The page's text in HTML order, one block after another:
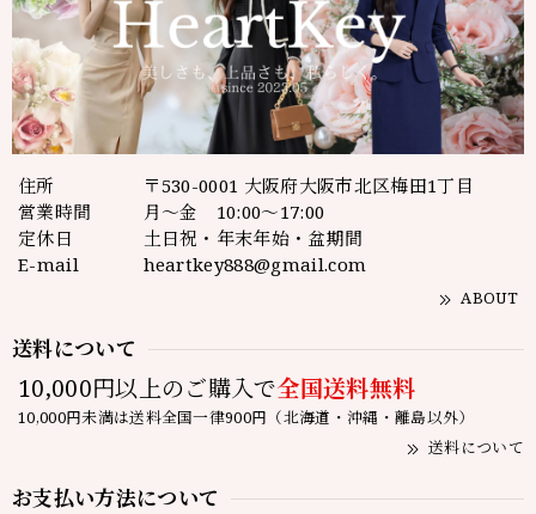
住所
〒530-0001 大阪府大阪市北区梅田1丁目
営業時間
月～金 10:00～17:00
定休日
土日祝・年末年始・盆期間
E-mail
heartkey888@gmail.com
ABOUT
送料について
10,000円以上のご購入で全国送料無料
10,000円未満は送料全国一律900円（北海道・沖縄・離島以外）
送料について
お支払い方法について